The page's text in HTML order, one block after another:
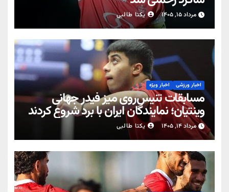
مرداد ۱۵, ۱۴۰۵ یکتا طالبی
اخبار ورزشی اخبار ویژه
مسابقات تنیس‌روی میز فیدر جهانی
وینتیان؛ نمایندگان ایران با برد شروع کردند
مرداد ۱۴, ۱۴۰۵ یکتا طالبی